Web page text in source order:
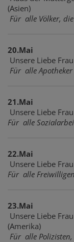
(Asien)
Für alle Völker,
20.Mai
Unsere Liebe
Für alle
21.Mai
Unsere Liebe
Für alle
22.Mai
Unsere Liebe
Für alle Freiwilligen
23.Mai
Unsere Liebe
(Amerika)
Für alle